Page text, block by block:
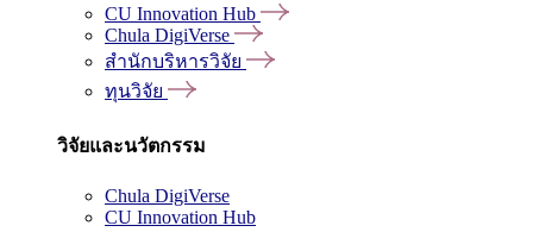
CU Innovation Hub
Chula DigiVerse
สำนักบริหารวิจัย
ทุนวิจัย
วิจัยและนวัตกรรม
Chula DigiVerse
CU Innovation Hub